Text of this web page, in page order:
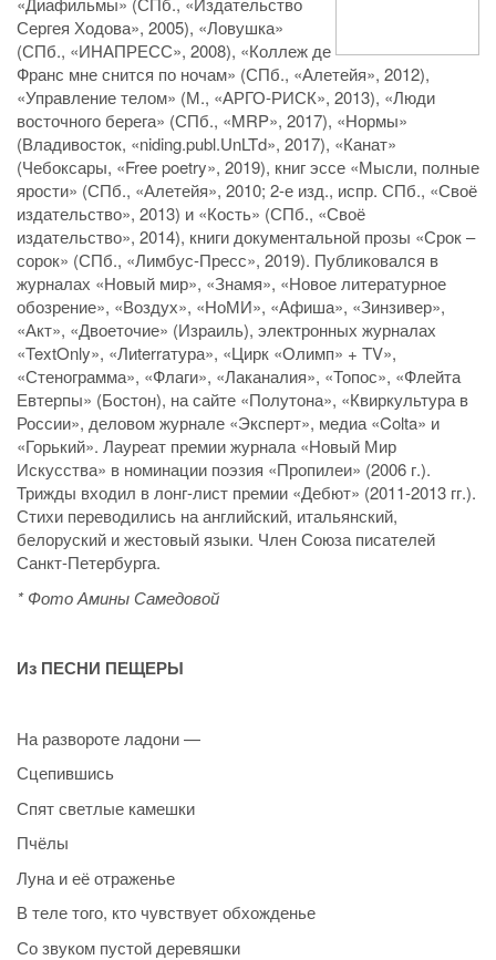
Сергея Ходова», 2005), «Ловушка»
(СПб., «ИНАПРЕСС», 2008), «Коллеж де
Франс мне снится по ночам» (СПб., «Алетейя», 2012),
«Управление телом» (М., «АРГО-РИСК», 2013), «Люди
восточного берега» (СПб., «MRP», 2017), «Нормы»
(Владивосток, «niding.publ.UnLTd», 2017), «Канат»
(Чебоксары, «Free poetry», 2019), книг эссе «Мысли, полные
ярости» (СПб., «Алетейя», 2010; 2-е изд., испр. СПб., «Своё
издательство», 2013) и «Кость» (СПб., «Своё
издательство», 2014), книги документальной прозы «Срок –
сорок» (СПб., «Лимбус-Пресс», 2019). Публиковался в
журналах «Новый мир», «Знамя», «Новое литературное
обозрение», «Воздух», «НоМИ», «Афиша», «Зинзивер»,
«Акт»,​ «Двоеточие» (Израиль), электронных журналах
«TextOnly», «Лиterraтура», «Цирк «Олимп» + TV»,
«Стенограмма», «Флаги», «Лаканалия», «Топос», «Флейта
Евтерпы» (Бостон), на сайте «Полутона», «Квиркультура в
России», деловом журнале «Эксперт», медиа «Colta» и
«Горький». Лауреат премии журнала «Новый Мир
Искусства» в номинации поэзия «Пропилеи» (2006 г.).
Трижды входил в лонг-лист премии «Дебют» (2011-2013 гг.).
Стихи переводились на английский, итальянский,
белоруский и жестовый языки. Член Союза писателей
Санкт-Петербурга.
* Фото Амины Самедовой
Из ПЕСНИ ПЕЩЕРЫ
На развороте ладони —
Сцепившись
Спят светлые камешки
Пчёлы
Луна и её отраженье
В теле того, кто чувствует обхожденье
Со звуком пустой деревяшки